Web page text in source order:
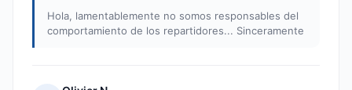
Hola, lamentablemente no somos responsables del
comportamiento de los repartidores... Sinceramente